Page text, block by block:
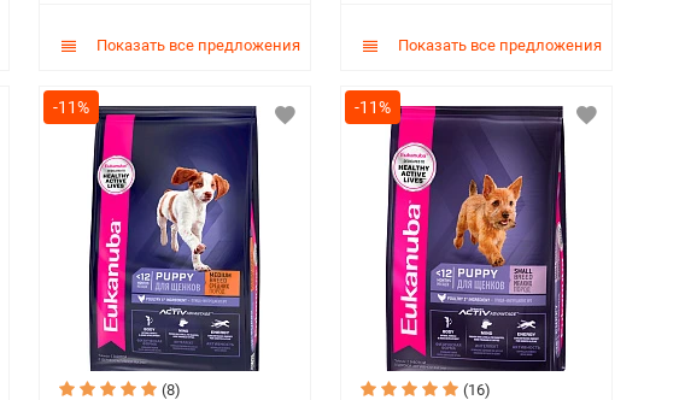
Показать все предложения Показать все предложения
-11%
(8)
-11%
(16)